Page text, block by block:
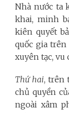
Nhà nước ta
khai, minh
kiên quyết
quốc gia
xuyên tạc, vu
Thứ hai, trên
chủ quyền
ngoài xâm